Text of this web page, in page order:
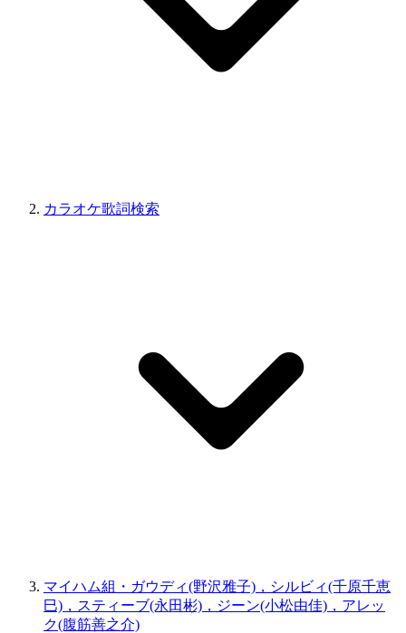
カラオケ歌詞検索
マイハム組・ガウディ(野沢雅子)，シルビィ(千原千恵
巳)，スティーブ(永田彬)，ジーン(小松由佳)，アレッ
ク(腹筋善之介)